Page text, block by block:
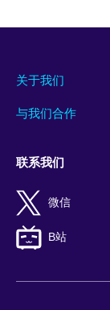
关于我们
与我们合作
联系我们
微信
B站